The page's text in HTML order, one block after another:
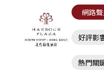
網路
好評影
熱門關